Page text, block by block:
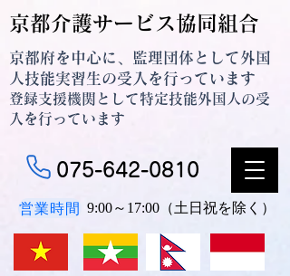
京都介護サービス協同組合
075-642-0810
営業時間 9:00～17:00（土日祝を除く）
京都府を中心に、監理団体として外国
人技能実習生の受入を行っています
登録支援機関として特定技能外国人の受
入を行っています